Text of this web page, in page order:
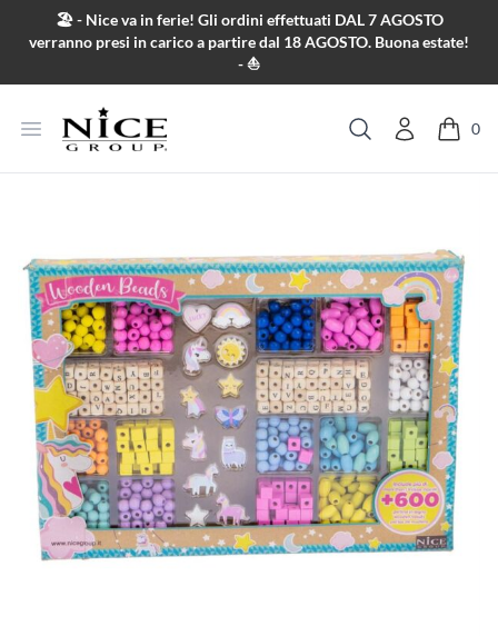
Salta al contenuto
🏖️ - Nice va in ferie! Gli ordini effettuati DAL 7 AGOSTO
verranno presi in carico a partire dal 18 AGOSTO. Buona estate!
- ⛵
Apri menu
Cerca
0